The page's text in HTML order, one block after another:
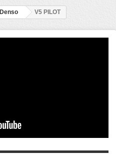
Denso V5 PILOT